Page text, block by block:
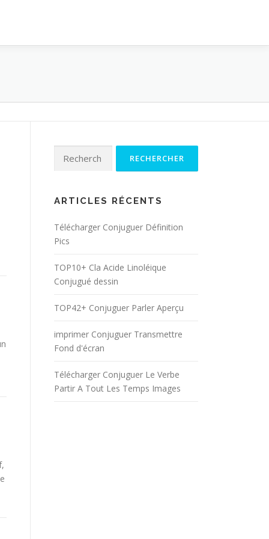
Rechercher :
ARTICLES RÉCENTS
Télécharger Conjuguer Définition
Pics
TOP10+ Cla Acide Linoléique
Conjugué dessin
TOP42+ Conjuguer Parler Aperçu
imprimer Conjuguer Transmettre
Fond d'écran
Télécharger Conjuguer Le Verbe
Partir A Tout Les Temps Images